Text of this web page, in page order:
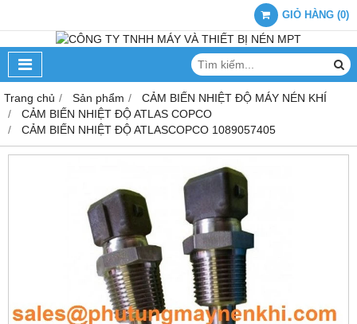
GIỎ HÀNG (0)
Trang chủ Sản phẩm
CẢM BIẾN NHIỆT ĐỘ MÁY NÉN KHÍ
CẢM BIẾN NHIỆT ĐỘ ATLAS COPCO
CẢM BIẾN NHIỆT ĐỘ ATLASCOPCO 1089057405